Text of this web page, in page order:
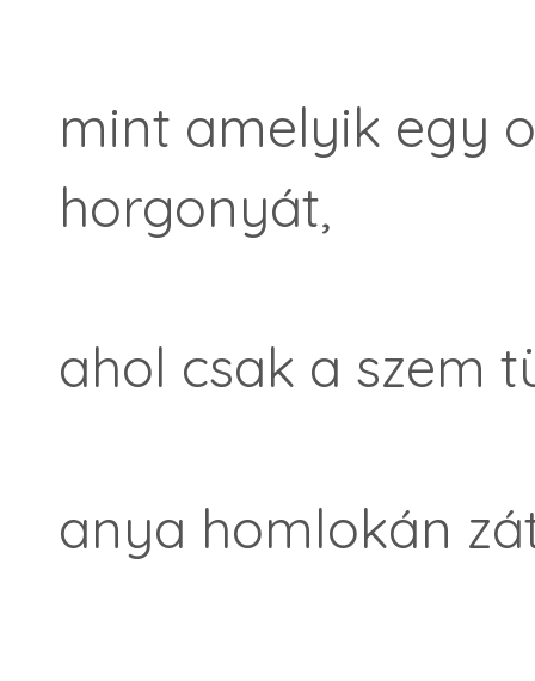
mint amelyik egy
horgonyát,
ahol csak a szem
anya homlokán